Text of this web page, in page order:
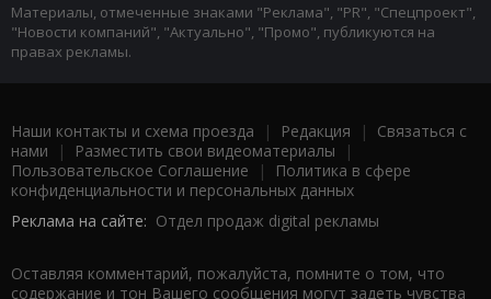
Материалы, отмеченные знаками "Реклама", "PR", "Спецпроект",
"Новости компаний", "Актуально", "Промо", публикуются на
правах рекламы.
Наши контакты и схема проезда | Редакция | Связаться с
нами | Разместить свои видеоматериалы |
Пользовательское Соглашение |
Политика в сфере
конфиденциальности и персональных данных
Реклама на сайте: Отдел продаж digital рекламы
Оставляя комментарий, пожалуйста, помните о том, что
содержание и тон Вашего сообщения могут задеть чувства